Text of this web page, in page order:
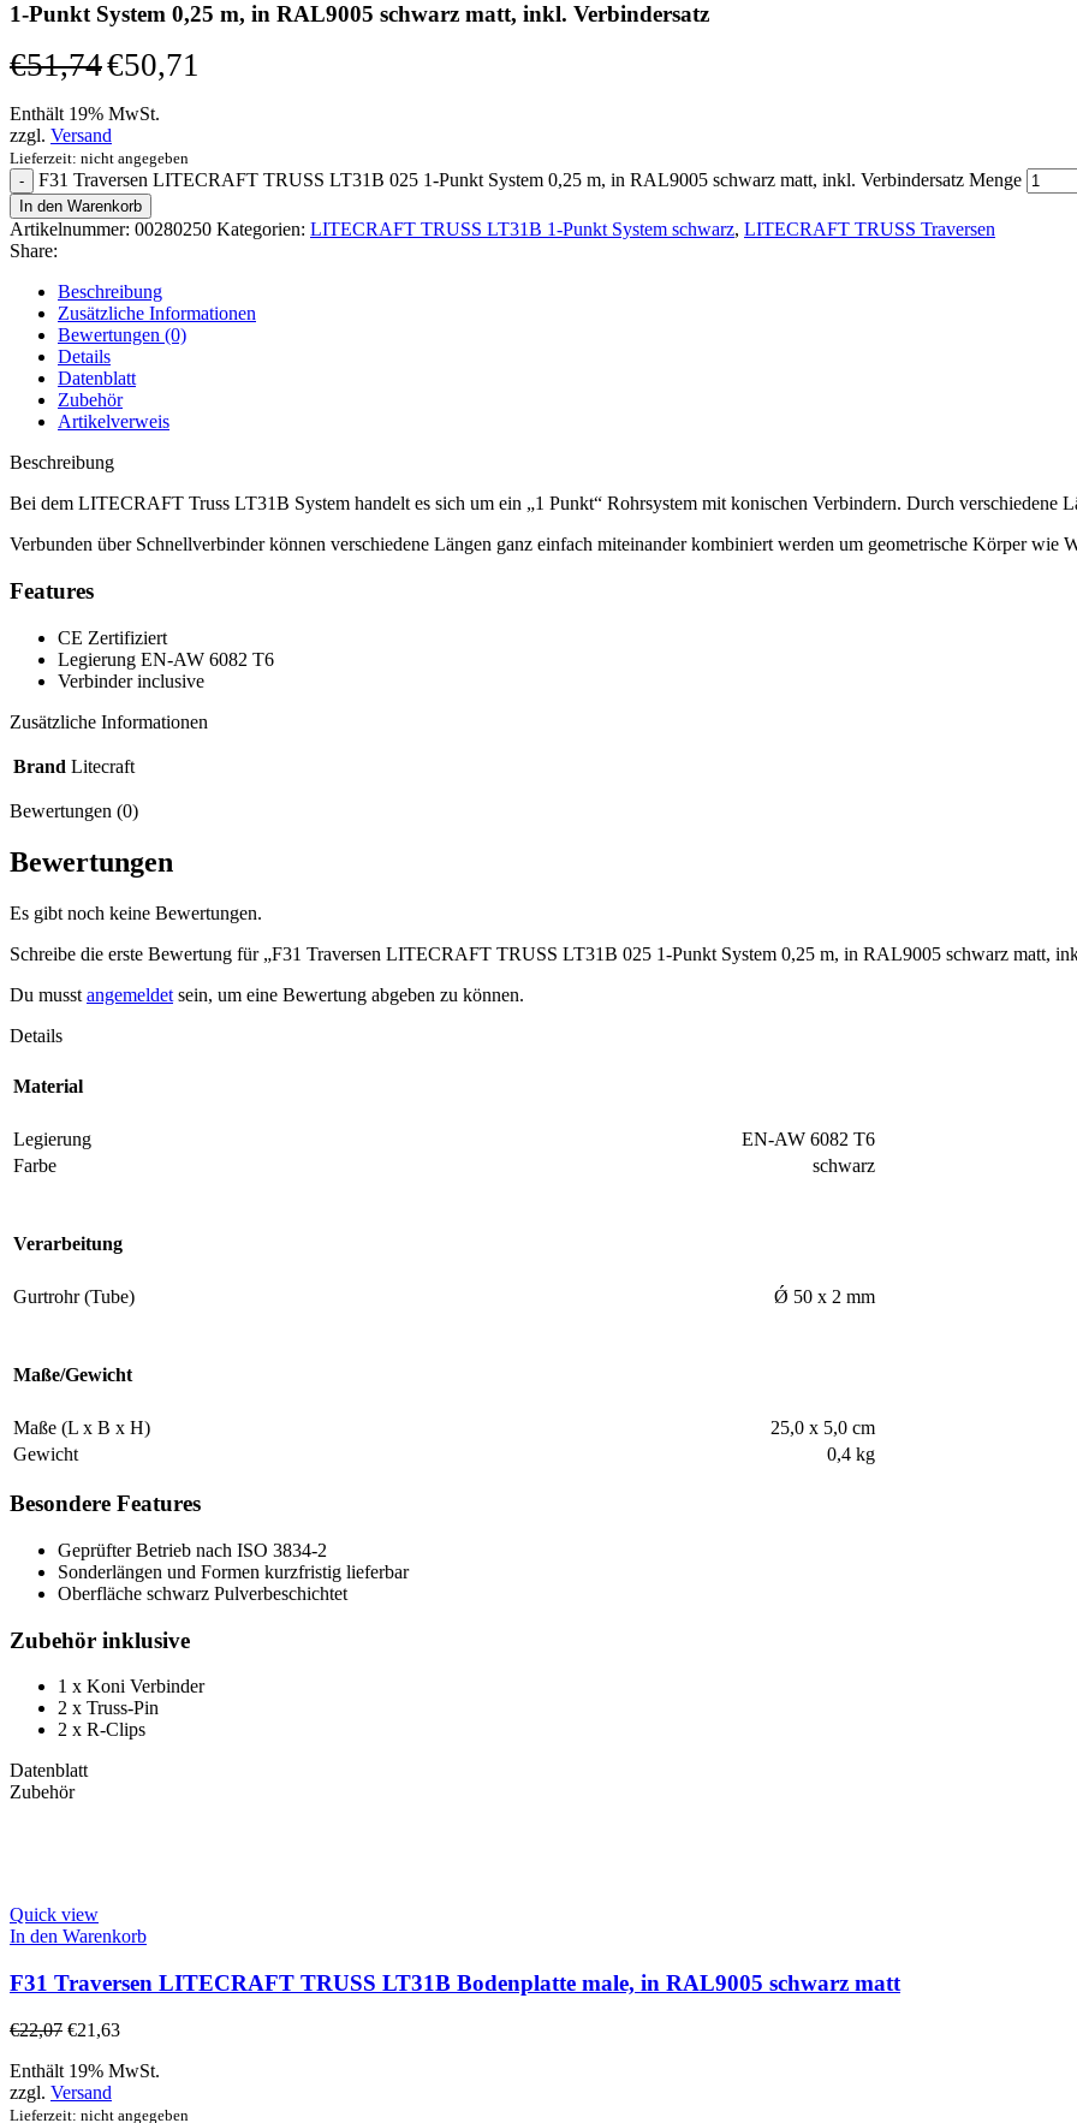
1-Punkt System 0,25 m, in RAL9005 schwarz matt, inkl. Verbindersatz
€51,74€50,71
Enthält 19% MwSt.
zzgl. Versand
Lieferzeit: nicht angegeben
F31 Traversen LITECRAFT TRUSS LT31B 025 1-Punkt System 0,25 m, in RAL9005 schwarz matt, inkl. Verbindersatz Menge
In den Warenkorb
Artikelnummer: 00280250 Kategorien: LITECRAFT TRUSS LT31B 1-Punkt System schwarz, LITECRAFT TRUSS Traversen
Share:
Beschreibung
Zusätzliche Informationen
Bewertungen (0)
Details
Datenblatt
Zubehör
Artikelverweis
Beschreibung
Bei dem LITECRAFT Truss LT31B System handelt es sich um ein „1 Punkt“ Rohrsystem mit konischen Verbindern. Durch verschiedene
Verbunden über Schnellverbinder können verschiedene Längen ganz einfach miteinander kombiniert werden um geometrische Körper wie
Features
CE Zertifiziert
Legierung EN-AW 6082 T6
Verbinder inclusive
Zusätzliche Informationen
Brand Litecraft
Bewertungen (0)
Bewertungen
Es gibt noch keine Bewertungen.
Schreibe die erste Bewertung für „F31 Traversen LITECRAFT TRUSS LT31B 025 1-Punkt System 0,25 m, in RAL9005 schwarz matt,
Du musst angemeldet sein, um eine Bewertung abgeben zu können.
Details
Material
Legierung
EN-AW 6082 T6
Farbe
schwarz
Verarbeitung
Gurtrohr (Tube) Ǿ 50 x 2 mm
Maße/Gewicht
Maße (L x B x H)
25,0 x 5,0 cm
Gewicht
0,4 kg
Besondere Features
Geprüfter Betrieb nach ISO 3834-2
Sonderlängen und Formen kurzfristig lieferbar
Oberfläche schwarz Pulverbeschichtet
Zubehör inklusive
1 x Koni Verbinder
2 x Truss-Pin
2 x R-Clips
Datenblatt
Zubehör
Quick view
In den Warenkorb
F31 Traversen LITECRAFT TRUSS LT31B Bodenplatte male, in RAL9005 schwarz matt
€22,07 €21,63
Enthält 19% MwSt.
zzgl. Versand
Lieferzeit: nicht angegeben